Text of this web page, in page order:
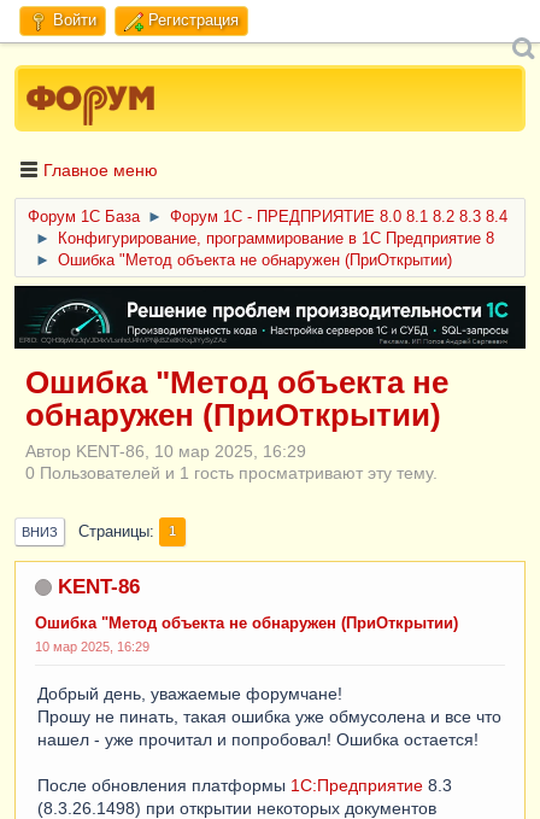
Войти Регистрация
Главное меню
Форум 1C База ►
Форум 1С - ПРЕДПРИЯТИЕ 8.0 8.1 8.2 8.3 8.4
►
Конфигурирование, программирование в 1С Предприятие 8
►
Ошибка "Метод объекта не обнаружен (ПриОткрытии)
ERID: CQH36pWzJqVJD4xVLsnhcU4hVPNjkBZe8KKxjJiYySyZAz
Ошибка "Метод объекта не
обнаружен (ПриОткрытии)
Автор KENT-86, 10 мар 2025, 16:29
0 Пользователей и 1 гость просматривают эту тему.
ВНИЗ Страницы 1
KENT-86
Ошибка "Метод объекта не обнаружен (ПриОткрытии)
10 мар 2025, 16:29
Добрый день, уважаемые форумчане!
Прошу не пинать, такая ошибка уже обмусолена и все что
нашел - уже прочитал и попробовал! Ошибка остается!
После обновления платформы 1С:Предприятие 8.3
(8.3.26.1498) при открытии некоторых документов